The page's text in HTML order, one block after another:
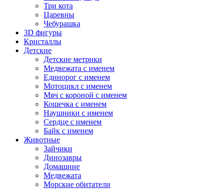
Три кота
Царевны
Чебурашка
3D фигуры
Кристаллы
Детские
Детские метрики
Медвежата с именем
Единорог с именем
Мотоцикл с именем
Мяч с короной с именем
Кошечка с именем
Наушники с именем
Сердце с именем
Байк с именем
Животные
Зайчики
Динозавры
Домашние
Медвежата
Морские обитатели